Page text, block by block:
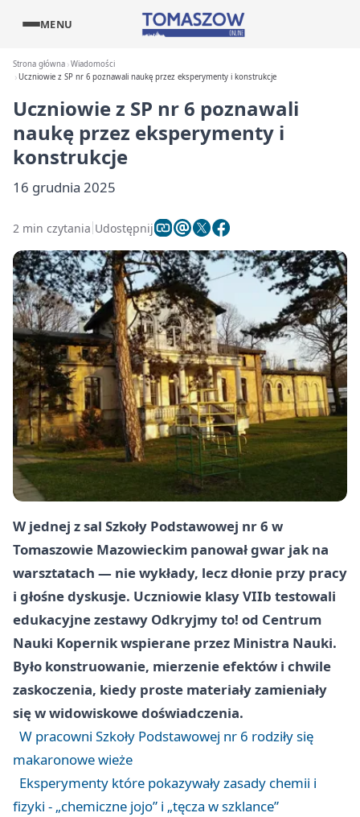
MENU
Strona główna Wiadomości
Uczniowie z SP nr 6 poznawali naukę przez eksperymenty i konstrukcje
Uczniowie z SP nr 6 poznawali
naukę przez eksperymenty i
konstrukcje
16 grudnia 2025
2 min czytania Udostępnij
W jednej z sal Szkoły Podstawowej nr 6 w
Tomaszowie Mazowieckim panował gwar jak na
warsztatach — nie wykłady, lecz dłonie przy pracy
i głośne dyskusje. Uczniowie klasyVIIb testowali
edukacyjne zestawy Odkryjmy to! od Centrum
Nauki Kopernikwspierane przez Ministra Nauki.
Było konstruowanie, mierzenie efektów i chwile
zaskoczenia, kiedy proste materiały zamieniały
się w widowiskowe doświadczenia.
W pracowni Szkoły Podstawowej nr 6 rodziły się
makaronowe wieże
Eksperymenty które pokazywały zasady chemii i
fizyki - „chemiczne jojo” i „tęcza w szklance”